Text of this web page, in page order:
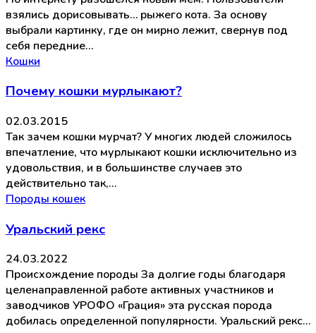
взялись дорисовывать… рыжего кота. За основу
выбрали картинку, где он мирно лежит, свернув под
себя передние…
Кошки
Почему кошки мурлыкают?
02.03.2015
Так зачем кошки мурчат? У многих людей сложилось
впечатление, что мурлыкают кошки исключительно из
удовольствия, и в большинстве случаев это
действительно так,…
Породы кошек
Уральский рекс
24.03.2022
Происхождение породы За долгие годы благодаря
целенаправленной работе активных участников и
заводчиков УРОФО «Грация» эта русская порода
добилась определенной популярности. Уральский рекс…